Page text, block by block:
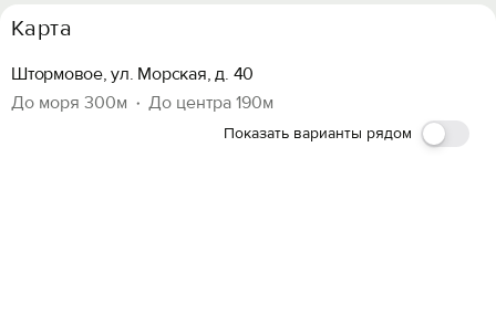
Карта
Штормовое, ул. Морская, д. 40
До моря 300м
До центра 190м
Показать варианты рядом